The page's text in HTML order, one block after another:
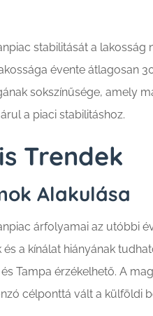
stabilitását a
évente átlagosan
sokszínűsége, amely
a piaci stabilitáshoz.
Trendek
Alakulása
árfolyamai az utóbbi
és a kínálat hiányának
Tampa érzékelhető. A
célponttá vált a külföldi